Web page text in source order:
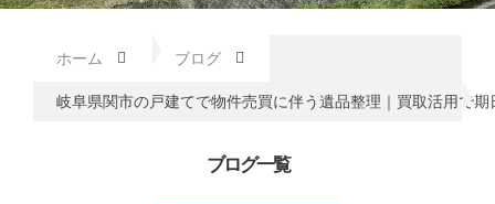
ホーム ブログ
岐阜県関市の戸建てで物件売買に伴う遺品整理｜買取活用で期
ブログ一覧